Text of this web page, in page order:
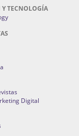
TECNOLOGÍA
Digital